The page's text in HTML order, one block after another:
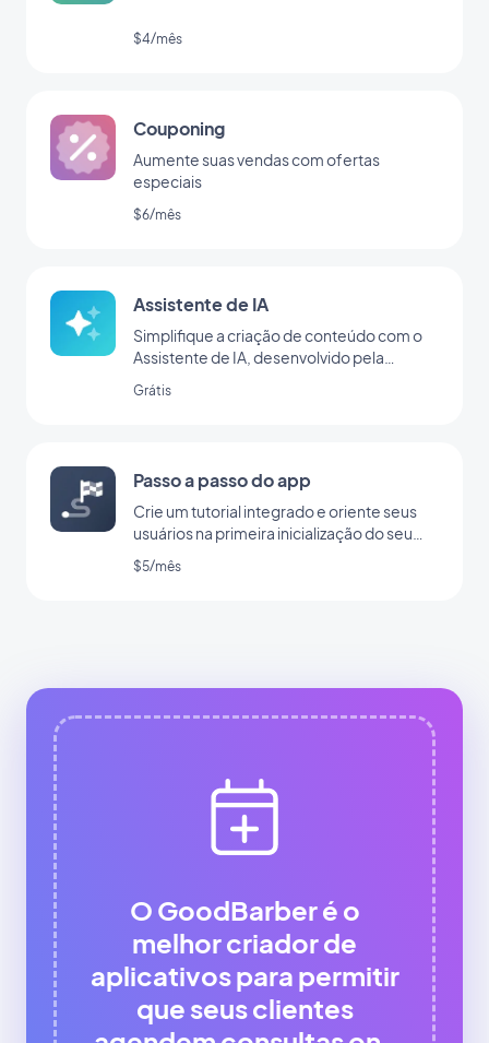
$4/mês
Couponing
Aumente suas vendas com ofertas
especiais
$6/mês
Assistente de IA
Simplifique a criação de conteúdo com o
Assistente de IA, desenvolvido pela
Grátis
Passo a passo do app
Crie um tutorial integrado e oriente seus
usuários na primeira inicialização do seu
app
$5/mês
O GoodBarber é o
melhor criador de
aplicativos para permitir
que seus clientes